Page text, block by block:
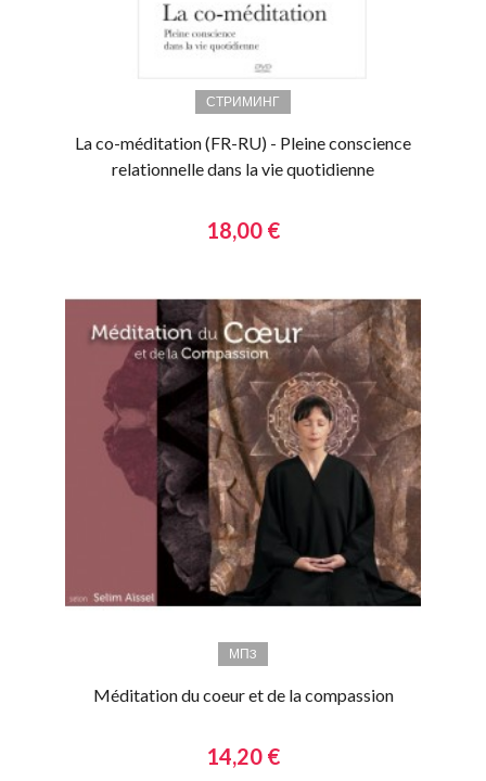
СТРИМИНГ
La co-méditation (FR-RU) - Pleine conscience
relationnelle dans la vie quotidienne
18,00 €
МП3
Méditation du coeur et de la compassion
14,20 €